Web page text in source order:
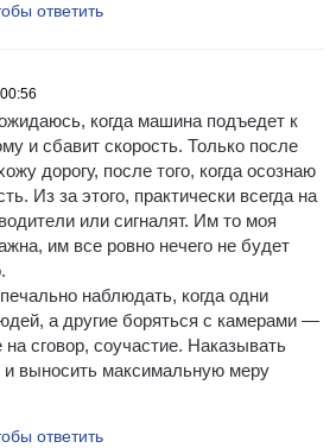
ответить
когда машина подъедет к
и сбавит скорость. Только после
дорогу, после того, когда осознаю
Из за этого, практически всегда на
или сигналят. Им то моя
им все ровно нечего не будет
наблюдать, когда одни
а другие боряться с камерами —
на сговор, соучастие. Наказывать
выносить максимальную меру
ответить